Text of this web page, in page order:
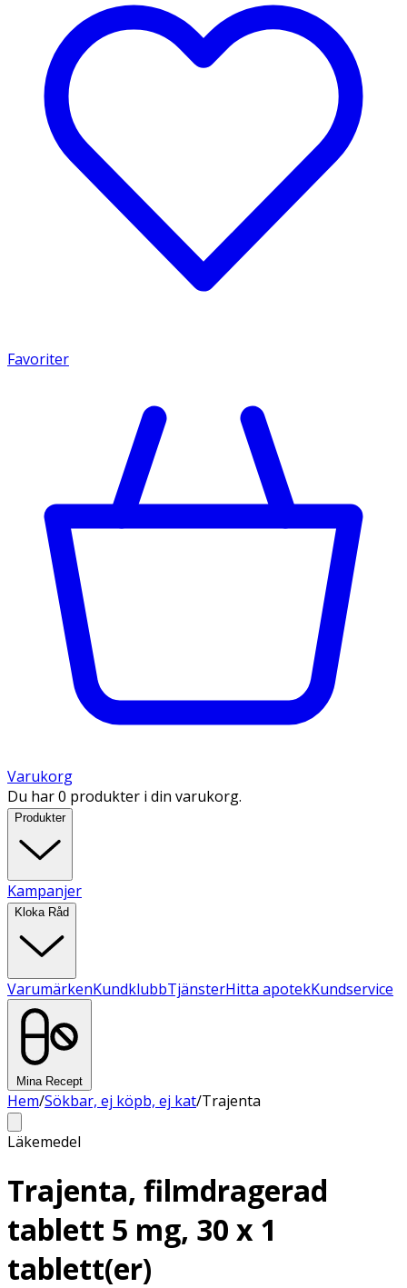
Favoriter
Varukorg
Du har 0 produkter i din varukorg.
Produkter
Kampanjer
Kloka Råd
VarumärkenKundklubbTjänsterHitta apotekKundservice
Mina Recept
Hem/Sökbar, ej köpb, ej kat/Trajenta
Läkemedel
Trajenta, filmdragerad
tablett 5 mg, 30 x 1
tablett(er)